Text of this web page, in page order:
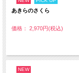
あきらのさくら
価格： 2,970円(税込)
NEW